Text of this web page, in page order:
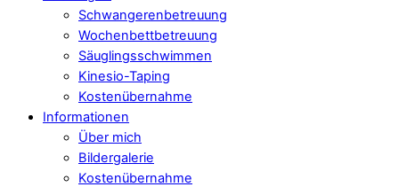
Schwangerenbetreuung
Wochenbettbetreuung
Säuglingsschwimmen
Kinesio-Taping
Kostenübernahme
Informationen
Über mich
Bildergalerie
Kostenübernahme